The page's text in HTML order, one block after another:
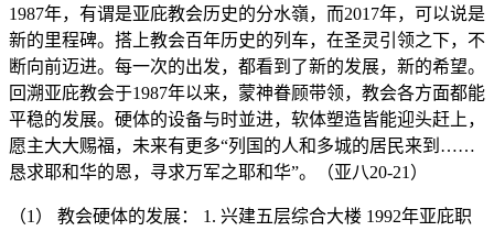
1987年，有谓是亚庇教会历史的分水嶺，而2017年，可以说是
新的里程碑。搭上教会百年历史的列车，在圣灵引领之下，不
断向前迈进。每一次的出发，都看到了新的发展，新的希望。
回溯亚庇教会于1987年以来，蒙神眷顾带领，教会各方面都能
平稳的发展。硬体的设备与时並进，软体塑造皆能迎头赶上，
愿主大大赐福，未来有更多“列国的人和多城的居民来到……
恳求耶和华的恩，寻求万军之耶和华”。（亚八20-21）
（1） 教会硬体的发展： 1. 兴建五层综合大楼 1992年亚庇职